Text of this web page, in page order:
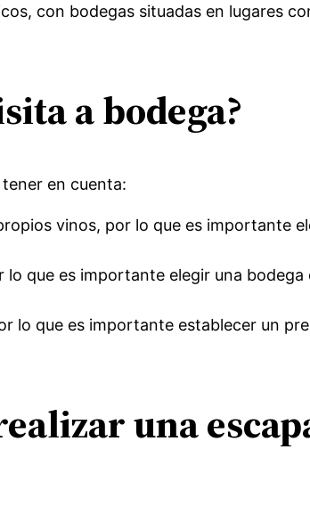
con bodegas situadas en lugares
a bodega?
en cuenta:
vinos, por lo que es importante
que es importante elegir una bodega
lo que es importante establecer un
una